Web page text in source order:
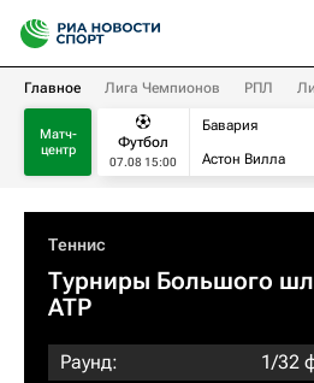
Главное Лига Чемпионов РПЛ
Матч-
центр
Футбол
07.08 15:00
Бавария
Астон Вилла
Теннис
Турниры Большого
ATP
Раунд:
1/32